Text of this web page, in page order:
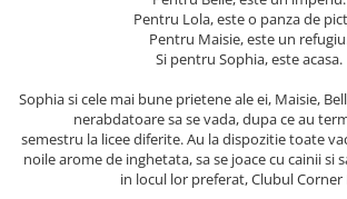
Ma pregatesc pentru scoala
Manuale - Carte Scolara
Pentru Lola, este o panza de
Pentru Maisie, este un
Si pentru Sophia, este acasa.
Sophia si cele mai bune prietene ale ei, Maisie,
nerabdatoare sa se vada, dupa ce au
semestru la licee diferite. Au la dispozitie toate
noile arome de inghetata, sa se joace cu cainii si
in locul lor preferat, Clubul Corner